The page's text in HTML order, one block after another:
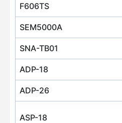
F606TS
SEM5000A
SNA-TB01
ADP-18
ADP-26
ASP-18